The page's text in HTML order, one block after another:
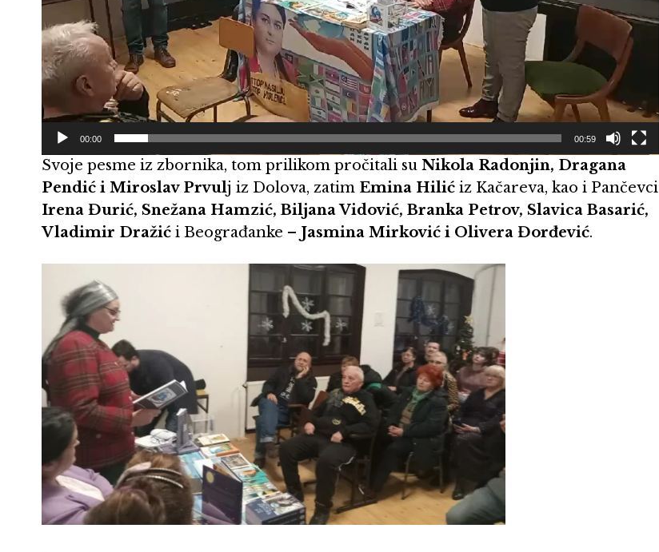
00:00 00:59
Svoje pesme iz zbornika, tom prilikom pročitali su Nikola Radonjin, Dragana
Pendić i Miroslav Prvulj iz Dolova, zatim Emina Hilić iz Kačareva, kao i Pančevci
Irena Đurić, Snežana Hamzić, Biljana Vidović, Branka Petrov, Slavica Basarić,
Vladimir Dražić i Beograđanke – Jasmina Mirković i Olivera Đorđević.